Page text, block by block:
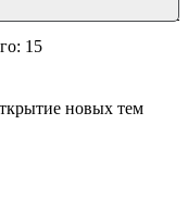
15
новых тем